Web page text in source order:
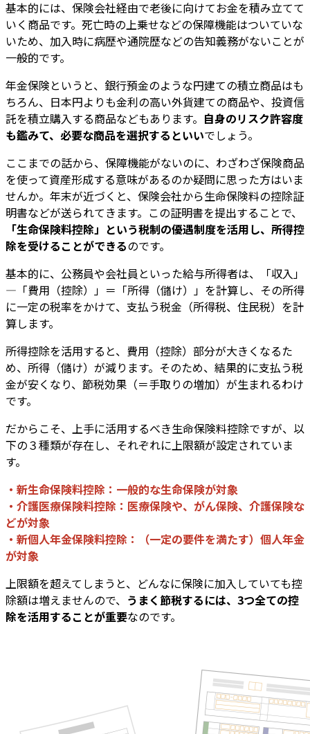
基本的には、保険会社経由で老後に向けてお金を積み立てて
いく商品です。死亡時の上乗せなどの保障機能はついていな
いため、加入時に病歴や通院歴などの告知義務がないことが
一般的です。
年金保険というと、銀行預金のような円建ての積立商品はも
ちろん、日本円よりも金利の高い外貨建ての商品や、投資信
託を積立購入する商品などもあります。 自身のリスク許容度
も鑑みて、必要な商品を選択するといいでしょう。
ここまでの話から、保障機能がないのに、わざわざ保険商品
を使って資産形成する意味があるのか疑問に思った方はいま
せんか。年末が近づくと、保険会社から生命保険料の控除証
明書などが送られてきます。この証明書を提出することで、
「生命保険料控除」という税制の優遇制度を活用し、所得控
除を受けることができるのです。
基本的に、公務員や会社員といった給与所得者は、「収入」
―「費用（控除）」＝「所得（儲け）」を計算し、その所得
に一定の税率をかけて、支払う税金（所得税、住民税）を計
算します。
所得控除を活用すると、費用（控除）部分が大きくなるた
め、所得（儲け）が減ります。そのため、結果的に支払う税
金が安くなり、節税効果（＝手取りの増加）が生まれるわけ
です。
だからこそ、上手に活用するべき生命保険料控除ですが、以
下の３種類が存在し、それぞれに上限額が設定されていま
す。
・新生命保険料控除：一般的な生命保険が対象
・介護医療保険料控除：医療保険や、がん保険、介護保険な
どが対象
・新個人年金保険料控除：（一定の要件を満たす）個人年金
が対象
上限額を超えてしまうと、どんなに保険に加入していても控
除額は増えませんので、 うまく節税するには、3つ全ての控
除を活用することが重要なのです。